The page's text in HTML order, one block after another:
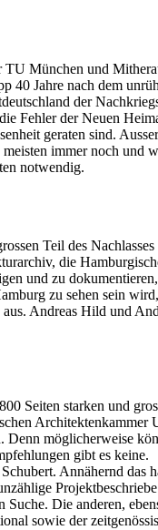
München und
40 Jahre nach dem
der
Fehler der Neuen
geraten sind.
immer noch
notwendig.
Teil des
die
und zu
zu sehen sein
aus. Andreas Hild und
Seiten starken und
Denn möglicherweise
gibt es keine.
Annähernd das
Die anderen,
sowie der